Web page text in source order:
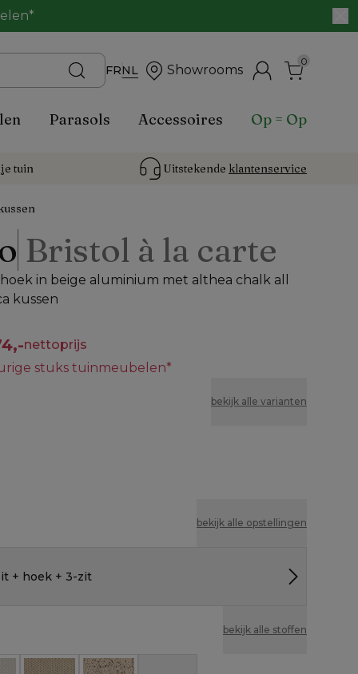
FRNL Showrooms
0
Parasols Accessoires Op = Op
tuin Uitstekende klantenservice
Bristol à la carte
in beige aluminium met althea chalk all
kussen
nettoprijs
stuks tuinmeubelen*
bekijk alle varianten
bekijk alle opstellingen
+ hoek + 3-zit
bekijk alle stoffen